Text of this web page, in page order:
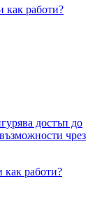
как работи?
достъп до
чрез
работи?